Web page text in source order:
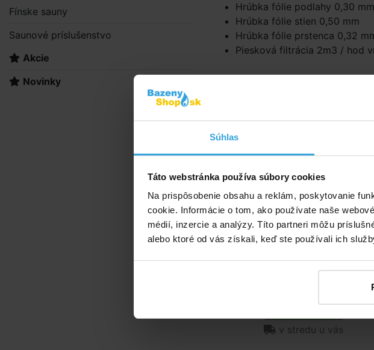
Súhlas
Táto webstránka používa súbory cookies
Na prispôsobenie obsahu a reklám, poskytovanie
cookie. Informácie o tom, ako používate naše
médií, inzercie a analýzy. Títo partneri môžu
alebo ktoré od vás získali, keď ste používali ich
Hrúbka fólie podlahy 0,30 mm
Hrúbka fólie stien 0,50 mm
Hrúbka fólie prstenca 0,32
Piesková filtrácia 2m3 / hod
Skladom > 50 ks
v stredu u vás
Fínske sauny
Saunové príslušenstvo
Akcie
Novinky